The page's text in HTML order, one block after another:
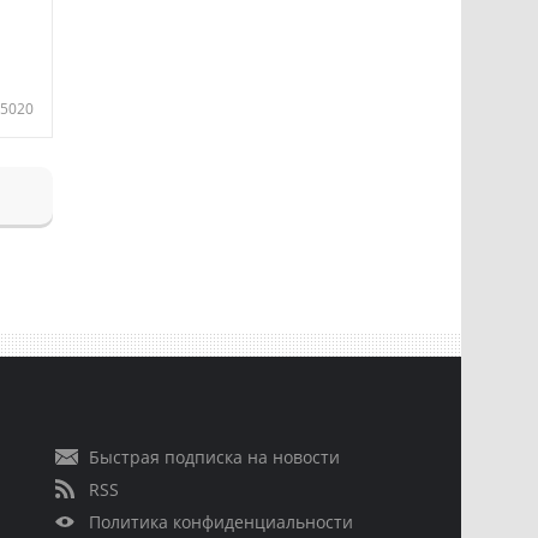
5020
Быстрая подписка на новости
RSS
Политика конфиденциальности